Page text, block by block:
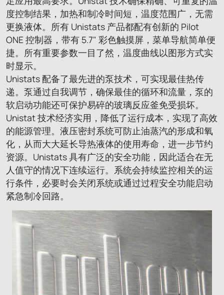
度控制结果，加热和制冷时间短，温度范围广，无需
更换液体。所有 Unistats 产品都配有创新的 Pilot
ONE 控制器，带有 5.7" 彩色触摸屏，菜单导航简单便
捷。所有重要参数一目了然，温度曲线以图形方式实
时显示。
Unistats 配备了最先进的泵技术，可实现最佳热传
递。泵通过自我调节，确保最佳的循环和流量，泵的
软启动功能还可保护易碎的玻璃反应釜免受损坏。
Unistat 技术经济实用，降低了运行成本，实现了高效
的能源管理。液压密封系统可防止油蒸汽的形成和氧
化，从而大大延长导热液体的使用寿命，进一步节约
资源。Unistats 具有广泛的安全功能，因此适合在无
人值守的情况下连续运行。系统会持续监控相关的运
行条件，必要时会关闭系统或通过过程安全功能启动
紧急制冷回路。